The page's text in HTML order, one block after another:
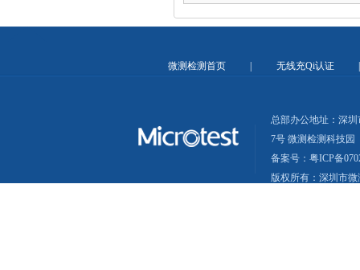
微测检测首页 无线充Qi认证
总部办公地址：深
7号 微测检测科技园
备案号：粤ICP备
版权所有：深圳市